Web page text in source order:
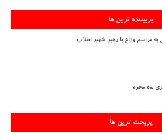
پربیننده ترین ها
به مراسم وداع با رهبر شهید انقلاب
ماه محرم
پربحث ترین ها